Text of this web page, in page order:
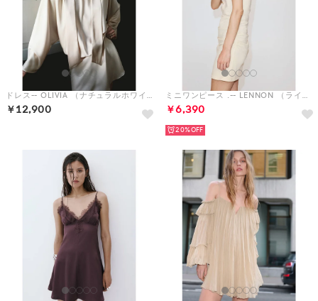
ドレス-- OLIVIA （ナチュラルホワイト）
￥12,900
ミニワンピース .-- LENNON （ライトベージュ）
￥6,390
20%